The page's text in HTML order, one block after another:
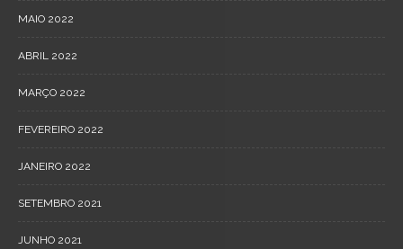
MAIO 2022
ABRIL 2022
MARÇO 2022
FEVEREIRO 2022
JANEIRO 2022
SETEMBRO 2021
JUNHO 2021